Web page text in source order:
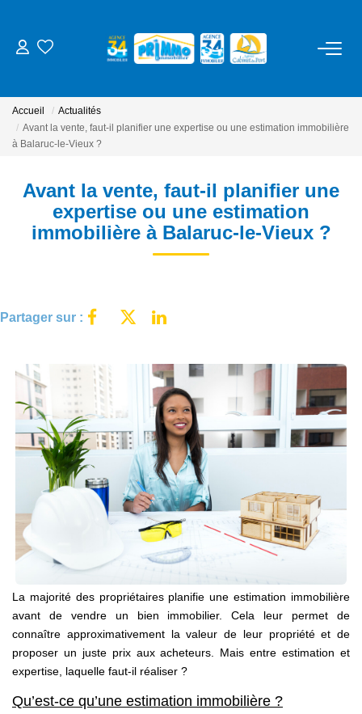
LOUER
NOS SERVICES
Location Cure / Vacances
NOS AGENCES
Qui Sommes Nous
Notre Équipe
Nos Actualités
Avis Clients
CONTACT
EN
Accueil
Actualités
Avant la vente, faut-il planifier une expertise ou une estimation immobilière
à Balaruc-le-Vieux ?
Avant la vente, faut-il planifier une
expertise ou une estimation
immobilière à Balaruc-le-Vieux ?
Partager sur :
La majorité des propriétaires planifie une estimation immobilière
avant de vendre un bien immobilier. Cela leur permet de
connaître approximativement la valeur de leur propriété et de
proposer un juste prix aux acheteurs. Mais entre estimation et
expertise, laquelle faut-il réaliser ?
Qu’est-ce qu’une estimation immobilière ?